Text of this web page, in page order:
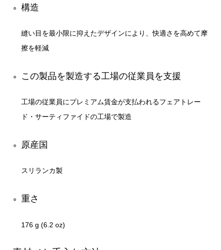
構造
縫い目を最小限に抑えたデザインにより、快適さを高めて摩
擦を軽減
この製品を製造する工場の従業員を支援
工場の従業員にプレミアム賃金が支払われるフェアトレー
ド・サーティファイドの工場で製造
原産国
スリランカ製
重さ
176 g (6.2 oz)